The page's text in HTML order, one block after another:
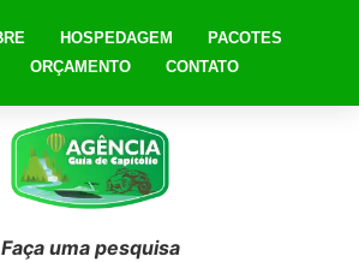
HOSPEDAGEM
PACOTES
ORÇAMENTO CONTATO
Faça uma pesquisa